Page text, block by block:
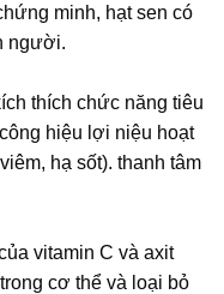
minh, hạt sen có
người.
thích chức năng tiêu
hiệu lợi niệu hoạt
hạ sốt). thanh tâm
vitamin C và axit
cơ thể và loại bỏ